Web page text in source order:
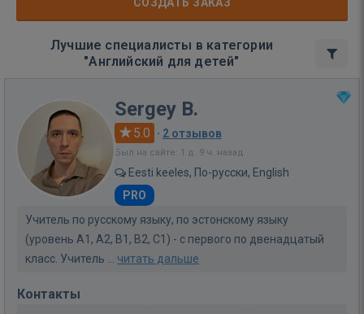
Лучшие специалисты в категории
"Английский для детей"
Sergey B.
5.0 · 2 отзывов
Был на сайте: 1 д. 9 ч. назад
Eesti keeles, По-русски, English
PRO
Учитель по русскому языку, по эстонскому языку
(уровень A1, A2, B1, B2, C1) - с первого по двенадцатый
класс. Учитель ... читать дальше
Контакты